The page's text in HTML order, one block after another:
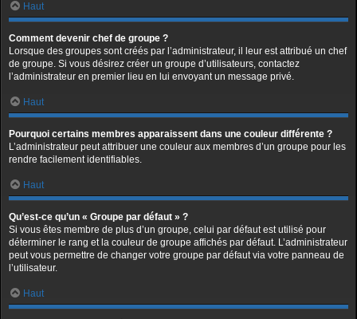
Haut
Comment devenir chef de groupe ?
Lorsque des groupes sont créés par l’administrateur, il leur est attribué un chef
de groupe. Si vous désirez créer un groupe d’utilisateurs, contactez
l’administrateur en premier lieu en lui envoyant un message privé.
Haut
Pourquoi certains membres apparaissent dans une couleur différente ?
L’administrateur peut attribuer une couleur aux membres d’un groupe pour les
rendre facilement identifiables.
Haut
Qu’est-ce qu’un « Groupe par défaut » ?
Si vous êtes membre de plus d’un groupe, celui par défaut est utilisé pour
déterminer le rang et la couleur de groupe affichés par défaut. L’administrateur
peut vous permettre de changer votre groupe par défaut via votre panneau de
l’utilisateur.
Haut